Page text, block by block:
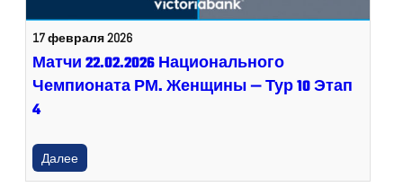
17 февраля 2026
Матчи 22.02.2026 Национального
Чемпионата РМ. Женщины — Тур 10 Этап
4
Далее